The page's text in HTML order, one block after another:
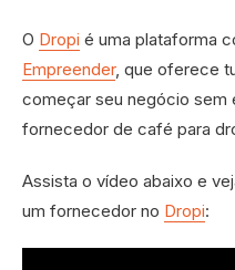
O Dropi é uma plataforma
Empreender, que oferece
começar seu negócio sem
fornecedor de café para
Assista o vídeo abaixo e
um fornecedor no Dropi: